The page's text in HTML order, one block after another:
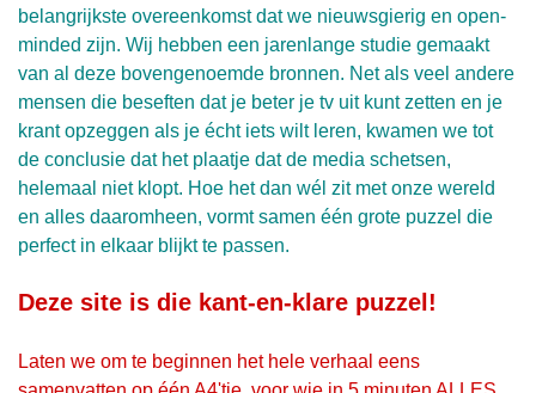
belangrijkste overeenkomst dat we nieuwsgierig en open-
minded zijn. Wij hebben een jarenlange studie gemaakt
van al deze bovengenoemde bronnen. Net als veel andere
mensen die beseften dat je beter je tv uit kunt zetten en je
krant opzeggen als je écht iets wilt leren, kwamen we tot
de conclusie dat het plaatje dat de media schetsen,
helemaal niet klopt. Hoe het dan wél zit met onze wereld
en alles daaromheen, vormt samen één grote puzzel die
perfect in elkaar blijkt te passen.
Deze site is die kant-en-klare puzzel!
Laten we om te beginnen het hele verhaal eens